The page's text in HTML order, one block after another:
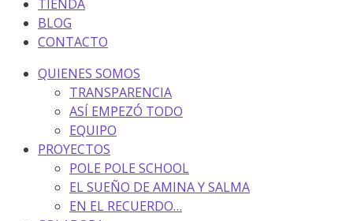
TIENDA
BLOG
CONTACTO
QUIENES SOMOS
TRANSPARENCIA
ASÍ EMPEZÓ TODO
EQUIPO
PROYECTOS
POLE POLE SCHOOL
EL SUEÑO DE AMINA Y SALMA
EN EL RECUERDO…